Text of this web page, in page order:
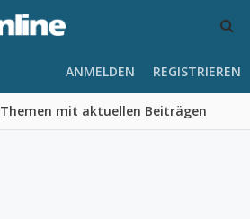
Themen mit aktuellen Beiträgen
ANMELDEN REGISTRIEREN